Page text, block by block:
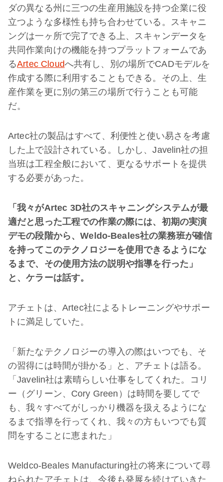
ダの異なる州に三つの生産用施設を持つ企業に役
立つような多様性も持ち合わせている。スキャニ
ングは一ヶ所で完了できる上、スキャンデータを
共同作業向けの機能を持つプラットフォームであ
るArtec Cloudへ共有し、別の場所でCADモデルを
作成する際に利用することもできる。その上、生
産作業を更に別の第三の場所で行うことも可能
だ。
Artec社の製品はすべて、利便性と使い易さを考慮
した上で設計されている。しかし、Javelin社の担
当班は工程全般において、更なるサポートを提供
する必要があった。
「我々がArtec 3D社のスキャニングシステムが最
適だと思った工程での作業の際には、初期の実演
デモの段階から、Weldo-Beales社の業務班が確信
を持ってこのテクノロジーを使用できるようにな
るまで、その使用方法の説明や指導を行った」
と、ケラーは話す。
アチェトは、Artec社によるトレーニングやサポー
トに満足していた。
「新たなテクノロジーの導入の際はいつでも、そ
の習得には時間が掛かる」と、アチェトは語る。
「Javelin社は素晴らしい仕事をしてくれた。コリ
ー（グリーン、Cory Green）は時間を要してで
も、我々すべてがしっかり機器を扱えるようにな
るまで指導を行ってくれ、我々の方もいつでも質
問をすることに恵まれた」
Weldco-Beales Manufacturing社の将来について尋
ねられたアチェトは、今後も発展を続けていきた